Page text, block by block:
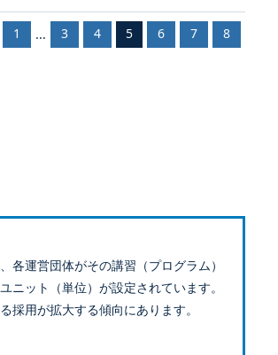
1 ... 3 4 5 6 7 8
運営団体がその講習（プログラム）
ット（単位）が設定されています。
用が拡大する傾向にあります。